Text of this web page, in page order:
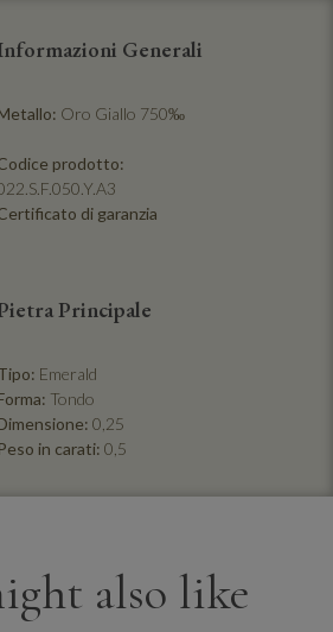
Generali
Oro Giallo 750‰
prodotto:
di garanzia
Principale
Emerald
Tondo
0,25
Peso in carati: 0,5
also like